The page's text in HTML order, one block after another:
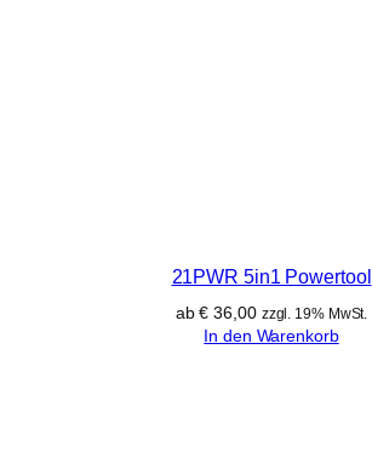
21PWR 5in1 Powertool
ab€ 36,00 zzgl. 19% MwSt.
In den Warenkorb